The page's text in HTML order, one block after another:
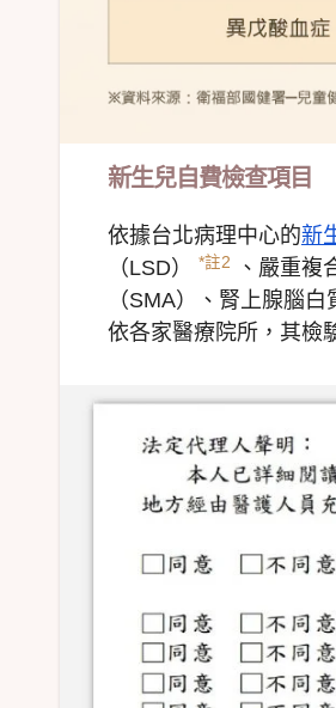
新生兒自費檢查項目
依據台北病理中心的新
（LSD）
*註2 、嚴重複
（SMA）、腎上腺腦白
依各家醫療院所，其檢